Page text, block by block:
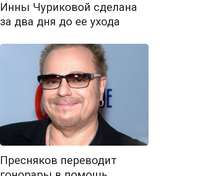
Инны Чуриковой сделана
за два дня до ее ухода
Пресняков переводит